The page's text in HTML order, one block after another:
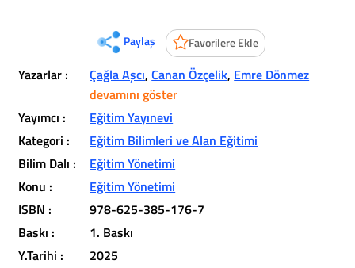
Paylaş Favorilere Ekle
Yazarlar : Çağla Aşcı,Canan Özçelik, Emre Dönmez
devamını göster
Yayımcı :
Eğitim Yayınevi
Kategori :
Eğitim Bilimleri ve Alan Eğitimi
Bilim Dalı :
Eğitim Yönetimi
Konu :
Eğitim Yönetimi
ISBN :
978-625-385-176-7
Baskı :
1. Baskı
Y.Tarihi :
2025